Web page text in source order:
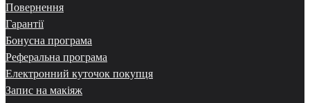
Повернення
Гарантії
Бонусна програма
Реферальна програма
Електронний куточок покупця
Запис на макіяж